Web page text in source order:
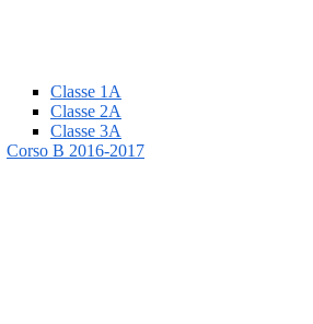
Classe 1A
Classe 2A
Classe 3A
Corso B 2016-2017